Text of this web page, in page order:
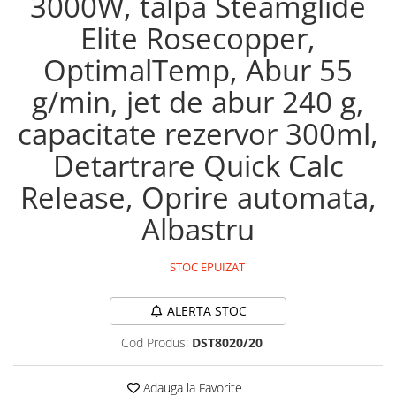
Maturi, mopuri si galeti
Organizare si depozitare
Pistoale de lipit
Termometre bucatarie
Tigai si Seturi
Unelte si aparate de masura
Uscatoare Rufe
Veioze si Lampi
Blendere & Tocatoare
Fiare, statii & aparate de calcat cu
Elite Rosecopper,
OptimalTemp, Abur 55
g/min, jet de abur 240 g,
capacitate rezervor 300ml,
Detartrare Quick Calc
Release, Oprire automata,
Albastru
STOC EPUIZAT
ALERTA STOC
Cod Produs: DST8020/20
Adauga la Favorite